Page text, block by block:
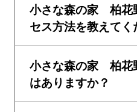
小さな森の家 柏花
セス方法を教えてく
小さな森の家 柏花
はありますか？